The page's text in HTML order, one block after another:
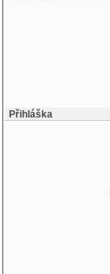
Přihláška